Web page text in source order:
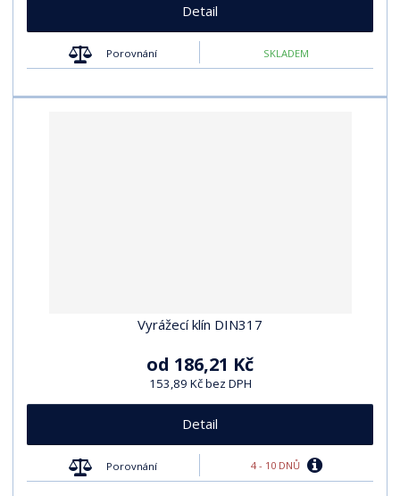
Detail
Porovnání SKLADEM
Vyrážecí klín DIN317
od 186,21 Kč
153,89 Kč bez DPH
Detail
Porovnání 4 - 10 DNŮ